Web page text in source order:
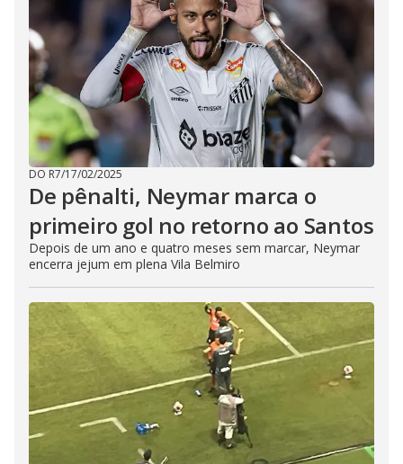
DO R7/17/02/2025
De pênalti, Neymar marca o
primeiro gol no retorno ao Santos
Depois de um ano e quatro meses sem marcar, Neymar
encerra jejum em plena Vila Belmiro